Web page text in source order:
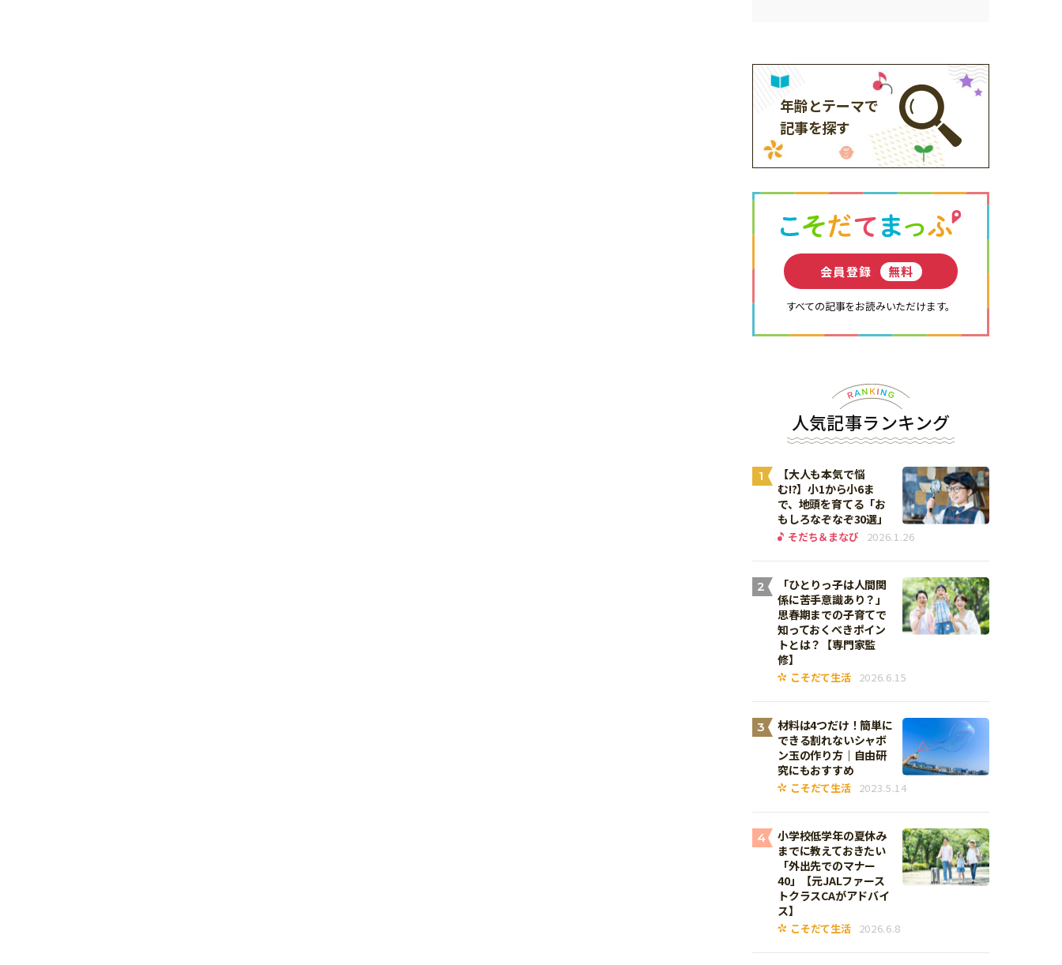
年齢とテーマで
記事を探す
会員登録 無料
すべての記事をお読みいただけます。
人気記事ランキング
1
【大人も本気で悩
む!?】小1から小6ま
で、地頭を育てる「お
もしろなぞなぞ30選」
そだち＆まなび 2026.1.26
2
「ひとりっ子は人間関
係に苦手意識あり？」
思春期までの子育てで
知っておくべきポイン
トとは？【専門家監
修】
こそだて生活 2026.6.15
3
材料は4つだけ！簡単に
できる割れないシャボ
ン玉の作り方｜自由研
究にもおすすめ
こそだて生活 2023.5.14
4
小学校低学年の夏休み
までに教えておきたい
「外出先でのマナー
40」【元JALファース
トクラスCAがアドバイ
ス】
こそだて生活 2026.6.8